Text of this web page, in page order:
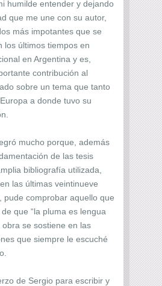
humilde entender y dejando
que me une con su autor,
más impotantes que se
los últimos tiempos en
en Argentina y es,
contribución al
sobre un tema que tanto
a donde tuvo su
mucho porque, además
de las tesis
bibliografía utilizada,
las últimas veintinueve
pude comprobar aquello que
que “la pluma es lengua
obra se sostiene en las
que siempre le escuché
de Sergio para escribir y